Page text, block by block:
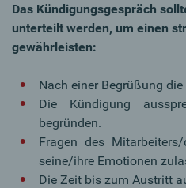
Das Kündigungsgespräch
unterteilt werden, um einen
gewährleisten:
Nach einer Begrüßung
Die Kündigung
begründen.
Fragen des
seine/ihre Emotionen
Die Zeit bis zum Austritt